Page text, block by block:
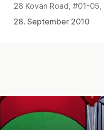
28 Kovan Road, #01-
28. September 2010